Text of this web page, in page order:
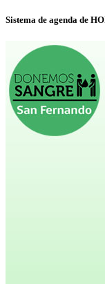
Sistema de agenda de